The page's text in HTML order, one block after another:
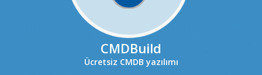
CMDBuild
Ücretsiz CMDB yazılımı